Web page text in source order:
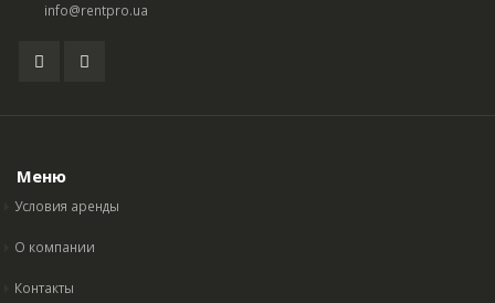
info@rentpro.ua
Меню
Условия аренды
О компании
Контакты